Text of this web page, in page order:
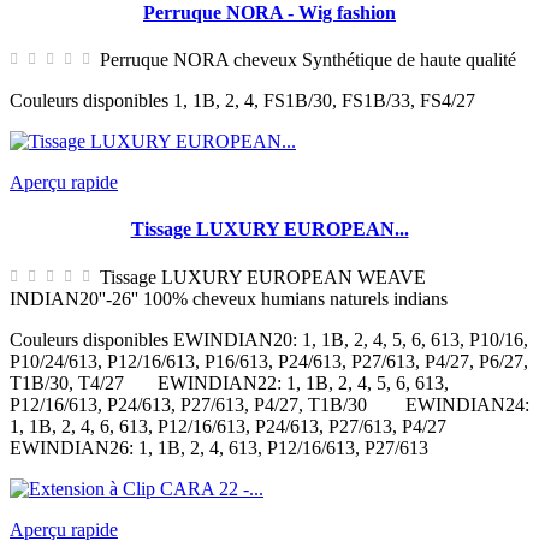
Perruque NORA - Wig fashion
Perruque NORA cheveux Synthétique de haute qualité
Couleurs disponibles 1, 1B, 2, 4, FS1B/30, FS1B/33, FS4/27
Aperçu rapide
Tissage LUXURY EUROPEAN...
Tissage LUXURY EUROPEAN WEAVE
INDIAN20''-26'' 100% cheveux humians naturels indians
Couleurs disponibles EWINDIAN20: 1, 1B, 2, 4, 5, 6, 613, P10/16,
P10/24/613, P12/16/613, P16/613, P24/613, P27/613, P4/27, P6/27,
T1B/30, T4/27 EWINDIAN22: 1, 1B, 2, 4, 5, 6, 613,
P12/16/613, P24/613, P27/613, P4/27, T1B/30 EWINDIAN24:
1, 1B, 2, 4, 6, 613, P12/16/613, P24/613, P27/613, P4/27
EWINDIAN26: 1, 1B, 2, 4, 613, P12/16/613, P27/613
Aperçu rapide